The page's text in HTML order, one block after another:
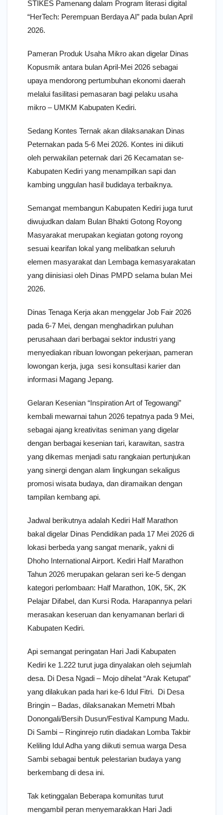
STIKES Pamenang dalam Program literasi digital
“HerTech: Perempuan Berdaya AI” pada bulan April
2026.
Pameran Produk Usaha Mikro akan digelar Dinas
Kopusmik antara bulan April-Mei 2026 sebagai
upaya mendorong pertumbuhan ekonomi daerah
melalui fasilitasi pemasaran bagi pelaku usaha
mikro – UMKM Kabupaten Kediri.
Sedang Kontes Ternak akan dilaksanakan Dinas
Peternakan pada 5-6 Mei 2026. Kontes ini diikuti
oleh perwakilan peternak dari 26 Kecamatan se-
Kabupaten Kediri yang menampilkan sapi dan
kambing unggulan hasil budidaya terbaiknya.
Semangat membangun Kabupaten Kediri juga turut
diwujudkan dalam Bulan Bhakti Gotong Royong
Masyarakat merupakan kegiatan gotong royong
sesuai kearifan lokal yang melibatkan seluruh
elemen masyarakat dan Lembaga kemasyarakatan
yang diinisiasi oleh Dinas PMPD selama bulan Mei
2026.
Dinas Tenaga Kerja akan menggelar Job Fair 2026
pada 6-7 Mei, dengan menghadirkan puluhan
perusahaan dari berbagai sektor industri yang
menyediakan ribuan lowongan pekerjaan, pameran
lowongan kerja, juga sesi konsultasi karier dan
informasi Magang Jepang.
Gelaran Kesenian “Inspiration Art of Tegowangi”
kembali mewarnai tahun 2026 tepatnya pada 9 Mei,
sebagai ajang kreativitas seniman yang digelar
dengan berbagai kesenian tari, karawitan, sastra
yang dikemas menjadi satu rangkaian pertunjukan
yang sinergi dengan alam lingkungan sekaligus
promosi wisata budaya, dan diramaikan dengan
tampilan kembang api.
Jadwal berikutnya adalah Kediri Half Marathon
bakal digelar Dinas Pendidikan pada 17 Mei 2026 di
lokasi berbeda yang sangat menarik, yakni di
Dhoho International Airport. Kediri Half Marathon
Tahun 2026 merupakan gelaran seri ke-5 dengan
kategori perlombaan: Half Marathon, 10K, 5K, 2K
Pelajar Difabel, dan Kursi Roda. Harapannya pelari
merasakan keseruan dan kenyamanan berlari di
Kabupaten Kediri.
Api semangat peringatan Hari Jadi Kabupaten
Kediri ke 1.222 turut juga dinyalakan oleh sejumlah
desa. Di Desa Ngadi – Mojo dihelat “Arak Ketupat”
yang dilakukan pada hari ke-6 Idul Fitri. Di Desa
Bringin – Badas, dilaksanakan Memetri Mbah
Donongali/Bersih Dusun/Festival Kampung Madu.
Di Sambi – Ringinrejo rutin diadakan Lomba Takbir
Keliling Idul Adha yang diikuti semua warga Desa
Sambi sebagai bentuk pelestarian budaya yang
berkembang di desa ini.
Tak ketinggalan Beberapa komunitas turut
mengambil peran menyemarakkan Hari Jadi